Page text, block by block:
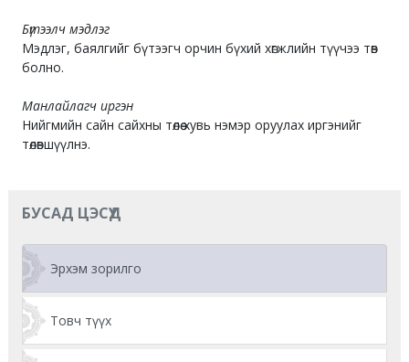
Бүтээлч мэдлэг
Мэдлэг, баялгийг бүтээгч орчин бүхий хөгжлийн түүчээ төв
болно.
Манлайлагч иргэн
Нийгмийн сайн сайхны төлөө хувь нэмэр оруулах иргэнийг
төлөвшүүлнэ.
БУСАД ЦЭСҮҮД
Эрхэм зорилго
Товч түүх